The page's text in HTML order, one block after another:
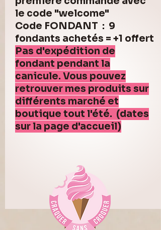
le code "welcome"
Code FONDANT : 9
fondants achetés = +1 offert
Pas d'expédition de
fondant pendant la
canicule. Vous pouvez
retrouver mes produits sur
différents marché et
boutique tout l'été. (dates
sur la page d'accueil)